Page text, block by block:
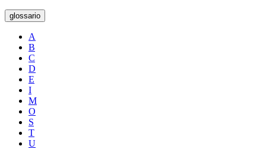
glossario
A
B
C
D
E
I
M
O
S
T
U